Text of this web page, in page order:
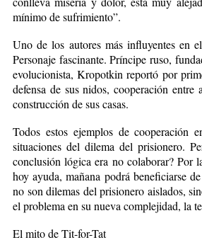
mínimo de sufrimiento”.
Uno de los autores más influyentes en
Personaje fascinante. Príncipe ruso,
evolucionista, Kropotkin reportó por
defensa de sus nidos, cooperación
construcción de sus casas.
Todos estos ejemplos de cooperación
situaciones del dilema del prisionero.
conclusión lógica era no colaborar? Por
hoy ayuda, mañana podrá beneficiarse
no son dilemas del prisionero aislados,
el problema en su nueva complejidad, la
El mito de Tit-for-Tat